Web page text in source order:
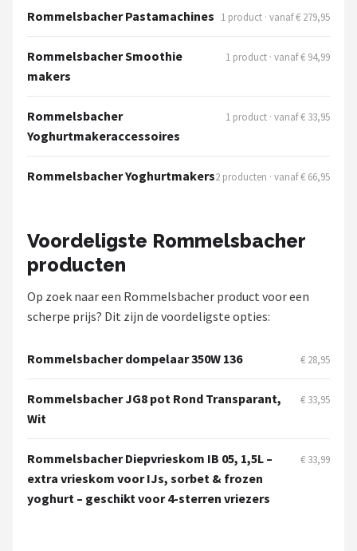
Nutribullet
KitchenBrothers
Philips
Alle merken →
Rommelsbacher Pastamachines 1 product · vanaf € 279,95
Rommelsbacher Smoothie
makers
1 product · vanaf € 94,99
Rommelsbacher
Yoghurtmakeraccessoires
1 product · vanaf € 33,95
Rommelsbacher Yoghurtmakers2 producten · vanaf € 66,95
Voordeligste Rommelsbacher
producten
Op zoek naar een Rommelsbacher product voor een
scherpe prijs? Dit zijn de voordeligste opties:
Rommelsbacher dompelaar 350W 136 € 28,95
Rommelsbacher JG8 pot Rond Transparant,
Wit
€ 33,95
Rommelsbacher Diepvrieskom IB 05, 1,5L –
extra vrieskom voor IJs, sorbet & frozen
yoghurt – geschikt voor 4-sterren vriezers
€ 33,99